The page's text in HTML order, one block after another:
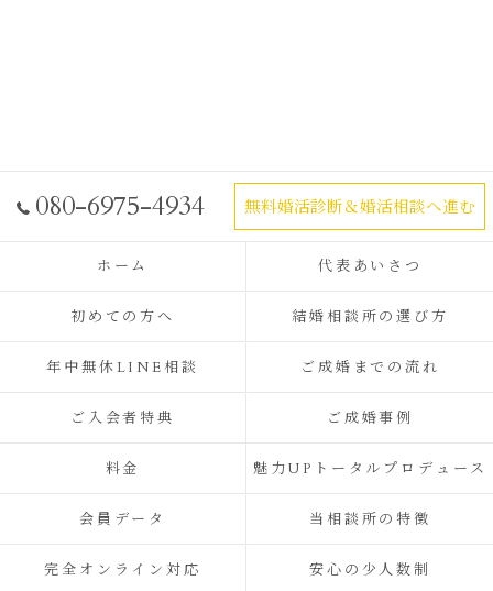
080-6975-4934 無料婚活診断＆婚活相談へ進む
ホーム 代表あいさつ
初めての方へ 結婚相談所の選び方
年中無休LINE相談 ご成婚までの流れ
ご入会者特典 ご成婚事例
料金 魅力UPトータルプロデュース
会員データ 当相談所の特徴
完全オンライン対応 安心の少人数制